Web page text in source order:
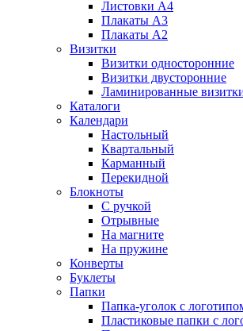
Листовки А4
Плакаты А3
Плакаты А2
Визитки
Визитки односторонние
Визитки двусторонние
Ламинированные
Каталоги
Календари
Настольный
Квартальный
Карманный
Перекидной
Блокноты
С ручкой
Отрывные
На магните
На пружине
Конверты
Буклеты
Папки
Папка-уголок с
Пластиковые папки с